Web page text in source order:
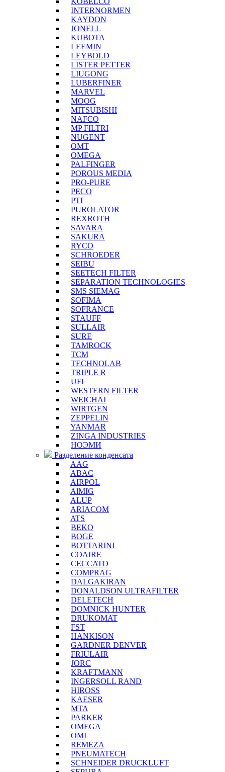
INTERNORMEN
KAYDON
JONELL
KUBOTA
LEEMIN
LEYBOLD
LISTER PETTER
LIUGONG
LUBERFINER
MARVEL
MOOG
MITSUBISHI
NAFCO
MP FILTRI
NUGENT
OMT
OMEGA
PALFINGER
POROUS MEDIA
PRO-PURE
PECO
PTI
PUROLATOR
REXROTH
SAVARA
SAKURA
RYCO
SCHROEDER
SEIBU
SEETECH FILTER
SEPARATION TECHNOLOGIES
SMS SIEMAG
SOFIMA
SOFRANCE
STAUFF
SULLAIR
SURE
TAMROCK
TCM
TECHNOLAB
TRIPLE R
UFI
WESTERN FILTER
WEICHAI
WIRTGEN
ZEPPELIN
YANMAR
ZINGA INDUSTRIES
НОЭМИ
Разделение конденсата
AAG
ABAC
AIRPOL
AlMIG
ALUP
ARIACOM
ATS
BEKO
BOGE
BOTTARINI
COAIRE
CECCATO
COMPRAG
DALGAKIRAN
DONALDSON ULTRAFILTER
DELETECH
DOMNICK HUNTER
DRUKOMAT
FST
HANKISON
GARDNER DENVER
FRIULAIR
JORC
KRAFTMANN
INGERSOLL RAND
HIROSS
KAESER
MTA
PARKER
OMEGA
OMI
REMEZA
PNEUMATECH
SCHNEIDER DRUCKLUFT